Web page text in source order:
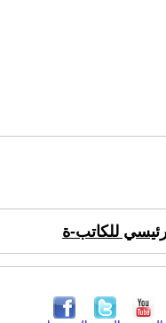
للكاتب-ة